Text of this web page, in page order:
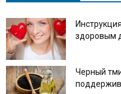
здоровым
Черный